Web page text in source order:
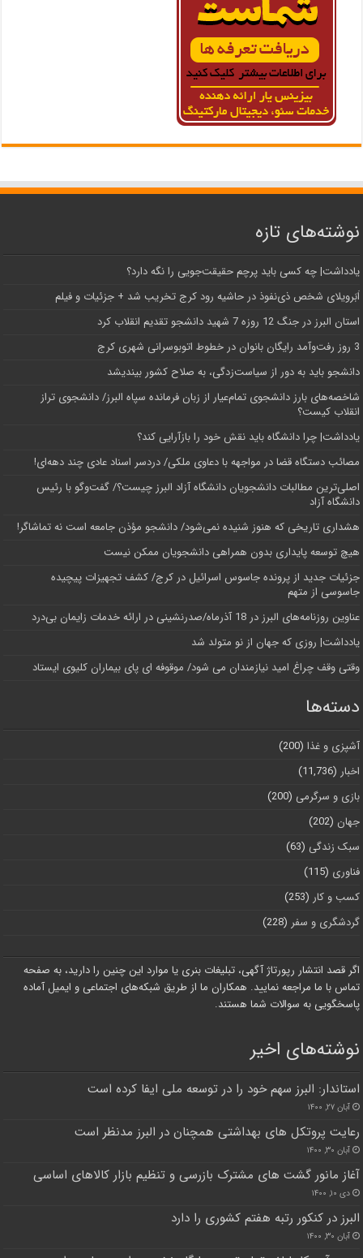
نوشته‌های تازه
یادداشت| ‌چه کسی باید پرچم حقیقت‌جویی را نگه دارد؟
اَبَر‌ویلای شخص ذی‌نفوذ در حاشیه‌ رود کرج تخریب شد + جزئیات و فیلم
استان البرز در جنگ 12 روزه 7 شهید دانشجو تقدیم انقلاب کرد
3 روز رفت‌وآمد رایگان بانوان در خطوط اتوبوسرانی شهری کرج
دانشجو باید به دور از سیاست‌زدگی، به صلاح کشور بیندیشد
شاخصه‌های بارز دانشجوی تمام‌عیار از زبان فرمانده سپاه البرز/ دانشجوی تراز
انقلاب کیست؟
یادداشت| چرا دانشگاه باید نقش خود را بازآرایی کند؟
مصائب دستگاه قضا در مواجهه با دعاوی ملکی/ دردسر اسناد عادی چند‌ دهه‌ای!
اصلی‌ترین مطالبات دانشجویان دانشگاه آزاد البرز چیست؟/ گفت‌وگو با رئیس
دانشگاه آز‌اد
هشداری تاریخی که هنوز شنیده نمی‌شود/ دانشجو مؤذن جامعه است نه تماشاگر!
هیچ توسعه پایداری بدون همراهی دانشجویان ممکن نیست
جزئیات جدید از پرونده جاسوس اسرائیل در کرج/‌ کشف تجهیزات پیچیده
جاسوسی از متهم
عناوین روزنامه‌های البرز در ‌18 آذرماه/صدرنشینی در ارائه خدمات زایمان بی‌درد
یادداشت| روزی که جهان از نو متولد شد
وقتی وقف چراغ امید نیازمندان می شود/ موقوفه ای پای بیماران کلیوی ایستاد
دسته‌ها
آشپزی و غذا (200)
اخبار (11,736)
بازی و سرگرمی (200)
جهان (202)
سبک زندگی (63)
فناوری (115)
کسب و کار (253)
گردشگری و سفر (228)
اگر قصد انتشار رپورتاژ آگهی، تبلیغات بنری یا موارد این چنین را دارید، به صفحه
تماس با ما مراجعه نمایید. همکاران ما از طریق شبکه‌های اجتماعی و ایمیل آماده
پاسخگویی به سوالات شما هستند.
نوشته‌های اخیر
استاندار: البرز سهم خود را در توسعه ملی ایفا کرده است
آبان ۲۷, ۱۴۰۰
رعایت پروتکل های بهداشتی همچنان در البرز مدنظر است
آبان ۳۰, ۱۴۰۰
آغاز مانور گشت های مشترک بازرسی و تنظیم بازار کالاهای اساسی
دی ۱۰, ۱۴۰۰
البرز در کنکور رتبه هفتم کشوری را دارد
آبان ۳۰, ۱۴۰۰